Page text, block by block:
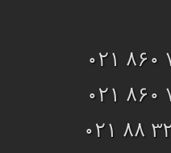
021 860
021 860
021 88